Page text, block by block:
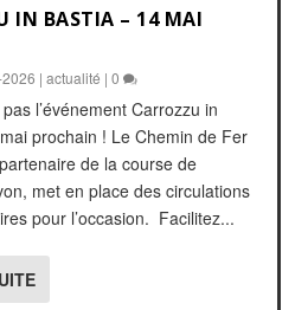
IN BASTIA – 14 MAI
| actualité | 0
l’événement Carrozzu in
prochain ! Le Chemin de Fer
de la course de
met en place des circulations
pour l’occasion. Facilitez...